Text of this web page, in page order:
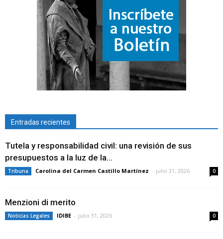
Entradas recientes
Tutela y responsabilidad civil: una revisión de sus
presupuestos a la luz de la...
Tribuna Carolina del Carmen Castillo Martínez - julio 31, 2026 0
Menzioni di merito
Noticias Legales IDIBE - julio 31, 2026 0